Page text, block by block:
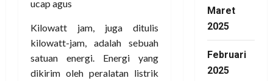
ucap agus
Kilowatt jam, juga ditulis
kilowatt-jam, adalah sebuah
satuan energi. Energi yang
dikirim oleh peralatan listrik
Maret
2025
Februari
2025